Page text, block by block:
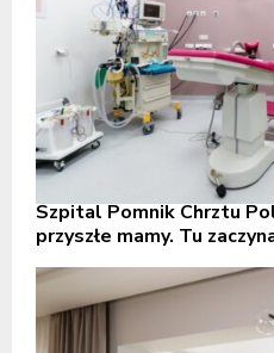
Szpital Pomnik Chrztu
przyszłe mamy. Tu